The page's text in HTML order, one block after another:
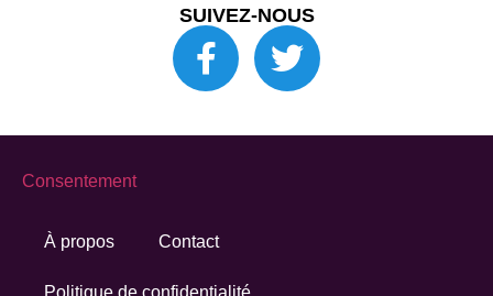
SUIVEZ-NOUS
À propos Contact
Consentement